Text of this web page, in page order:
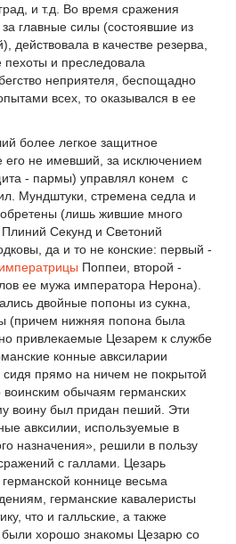
и т.д. Во время сражения
главные силы (состоявшие из
действовала в качестве резерва,
пехоты и преследовала
неприятеля, беспощадно
всех, то оказывался в ее
более легкое защитное
не имевший, за исключением
- пармы) управлял конем с
Мундштуки, стремена седла и
(лишь жившие много
Секунд и Светоний
да и то не конские: первый -
императрицы Поппеи, второй -
ее мужа императора Нерона).
двойные попоны из сукна,
(причем нижняя попона была
привлекаемые Цезарем к службе
конные авксиларии
прямо на ничем не покрытой
воинским обычаям германских
воину был придан пеший. Эти
авксилии, используемые в
назначения», решили в пользу
с галлами. Цезарь
коннице весьма
германские кавалеристы
что и галльские, а также
были хорошо знакомы Цезарю со